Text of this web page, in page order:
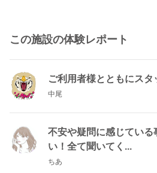
この施設の体験レポート
ご利用者様とともにス
中尾
不安や疑問に感じている
い！全て聞いてく...
ちあ